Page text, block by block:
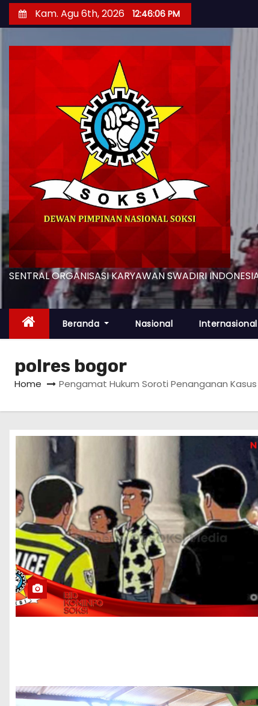
k
t
Kam. Agu 6th, 2026 12:46:07 PM
SENTRAL ORGANISASI KARYAWAN SWADIRI
Beranda Nasional Internasional
polres bogor
Home Pengamat Hukum Soroti Penanganan